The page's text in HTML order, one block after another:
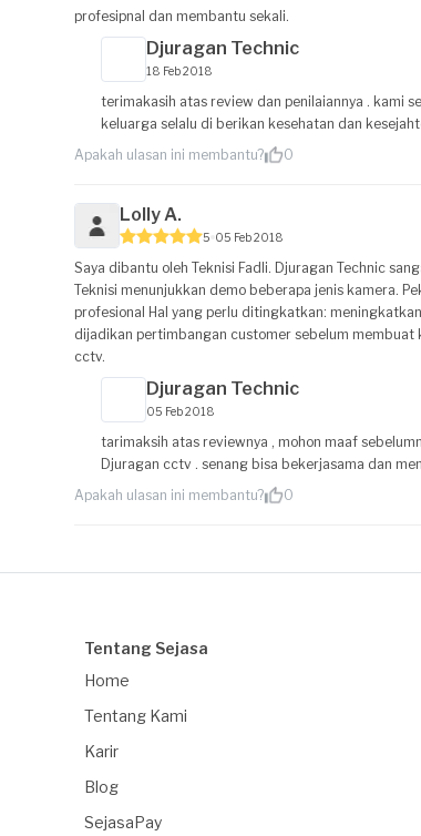
profesipnal dan membantu sekali.
Djuragan Technic
18 Feb 2018
terimakasih atas review dan penilaiannya . kami
keluarga selalu di berikan kesehatan dan
Apakah ulasan ini membantu?
0
Lolly A.
5 05 Feb 2018
Saya dibantu oleh Teknisi Fadli. Djuragan Technic
Teknisi menunjukkan demo beberapa jenis kamera.
profesional Hal yang perlu ditingkatkan:
dijadikan pertimbangan customer sebelum membuat
cctv.
Djuragan Technic
05 Feb 2018
tarimaksih atas reviewnya , mohon maaf
Djuragan cctv . senang bisa bekerjasama dan
Apakah ulasan ini membantu?
0
Tentang Sejasa
Home
Tentang Kami
Karir
Blog
SejasaPay